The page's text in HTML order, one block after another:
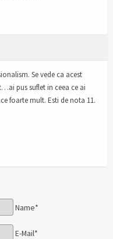
Se vede ca acest
pus suflet in ceea ce ai
foarte mult. Esti de nota 11.
Name*
E-Mail*